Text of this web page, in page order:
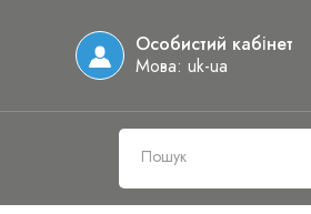
Особистий кабінет
Мова: uk-ua